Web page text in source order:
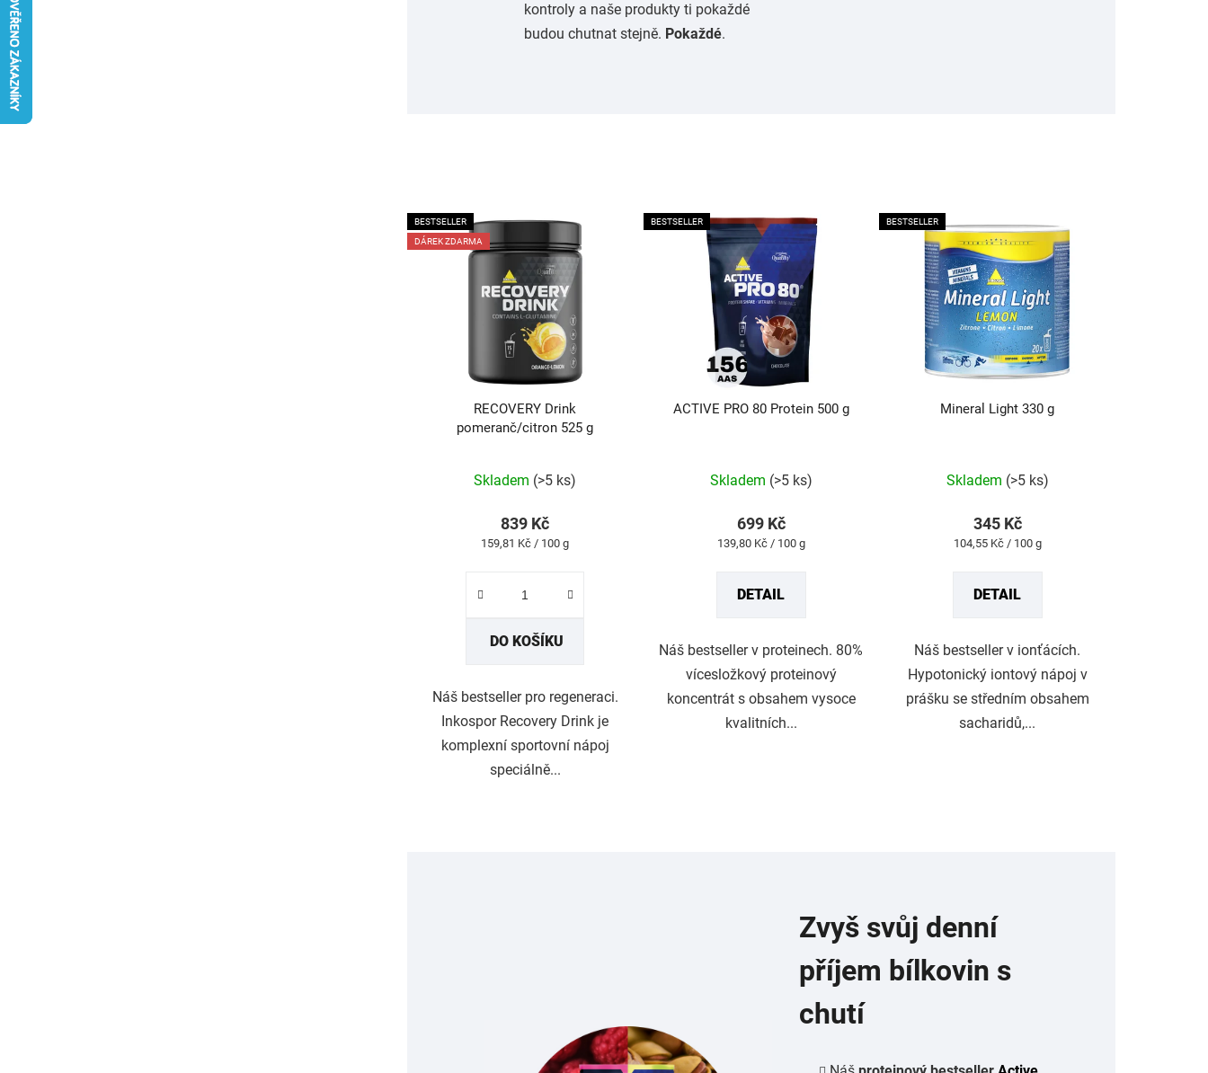
kontroly a naše produkty ti pokaždé
budou chutnat stejně. Pokaždé.
V
ý
BESTSELLER
DÁREK ZDARMA
RECOVERY Drink
pomeranč/citron 525 g
hodnocení
je
5
hvězdiček.
Skladem (>5 ks)
839 Kč
Měrná
159,81 Kč / 100 g
DO KOŠÍKU
Náš bestseller pro regeneraci.
Inkospor Recovery Drink je
komplexní sportovní nápoj
speciálně...
BESTSELLER
ACTIVE PRO 80 Protein 500 g
hodnocení
je
5
Skladem (>5 ks)
699 Kč
Měrná
139,80 Kč / 100 g
DETAIL
Náš bestseller v proteinech. 80%
vícesložkový proteinový
koncentrát s obsahem vysoce
kvalitních...
BESTSELLER
Mineral Light 330 g
hodnocení
je
5
Skladem (>5 ks)
345 Kč
Měrná
104,55 Kč / 100 g
DETAIL
Náš bestseller v ionťácích.
Hypotonický iontový nápoj v
prášku se středním obsahem
sacharidů,...
Zvyš svůj denní
příjem bílkovin s
chutí